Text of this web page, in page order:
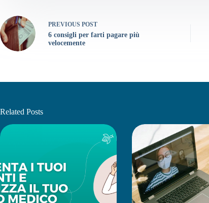
PREVIOUS POST
6 consigli per farti pagare più
velocemente
Related Posts